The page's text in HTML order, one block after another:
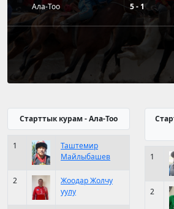
Ала-Тоо
5 - 1
Старттык курам - Ала-Тоо
1
Таштемир
Майлыбашев
2
Жоодар Жолчу
уулу
1
2